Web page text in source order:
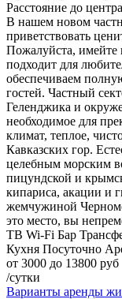
Расстояние до
В нашем новом
приветствовать
Пожалуйста, имейте
подходит для
обеспечиваем
гостей. Частный
Геленджика и
необходимое для
климат, теплое,
Кавказских гор.
целебным морским
пицундской и
кипариса, акации и
жемчужиной
это место, вы
ТВ Wi-Fi Бар
Кухня Посуточно
от 3000 до 13800 руб
/сутки
Варианты аренды